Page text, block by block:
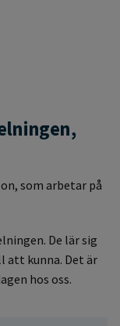
som arbetar på
De lär sig
att kunna. Det är
hos oss.